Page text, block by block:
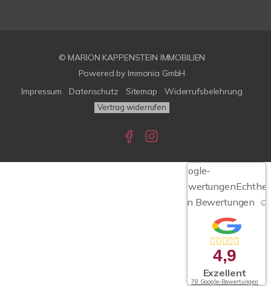
© MARION KAPPENSTEIN IMMOBILIEN
Powered by Immonia GmbH
Impressum
Datenschutz Sitemap Widerrufsbelehrung
Vertrag widerrufen
Google-
Bewertungen
von Bewertungen
4,9
Exzellent
78 Google-Bewertungen